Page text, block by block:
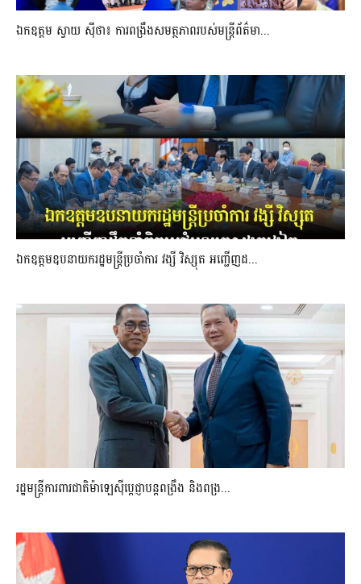
ឯកឧត្តម ស្វាយ ស៊ីថា៖ ការពង្រឹងសមត្ថភាពរបស់មន្ត្រីព័ត៌មា...
ឯកឧត្តមឧបនាយករដ្ឋមន្រ្តីប្រចាំការ វង្សី វិស្សុត អញ្ជើញដ...
រដ្ឋមន្ត្រីការពារជាតិម៉ាឡេស៊ីប្ដេជ្ញាបន្តពង្រឹង និងពង្រ...